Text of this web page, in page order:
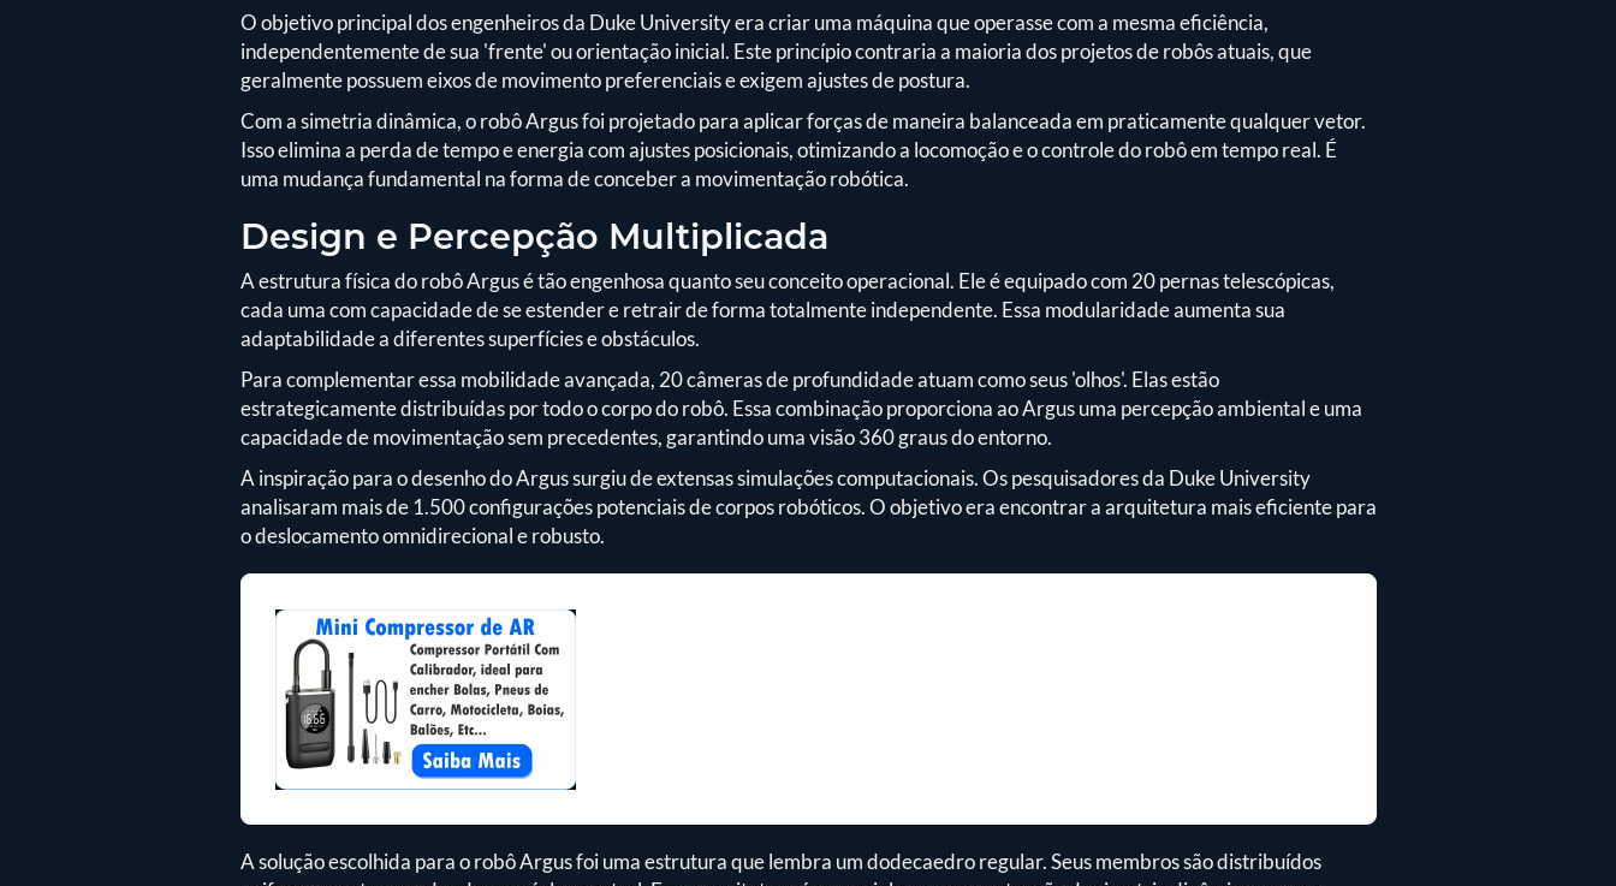
O objetivo principal dos engenheiros da Duke University era criar uma máquina que operasse com a mesma eficiência,
independentemente de sua 'frente' ou orientação inicial. Este princípio contraria a maioria dos projetos de robôs atuais, que
geralmente possuem eixos de movimento preferenciais e exigem ajustes de postura.
Com a simetria dinâmica, o robô Argus foi projetado para aplicar forças de maneira balanceada em praticamente qualquer vetor.
Isso elimina a perda de tempo e energia com ajustes posicionais, otimizando a locomoção e o controle do robô em tempo real. É
uma mudança fundamental na forma de conceber a movimentação robótica.
Design e Percepção Multiplicada
A estrutura física do robô Argus é tão engenhosa quanto seu conceito operacional. Ele é equipado com 20 pernas telescópicas,
cada uma com capacidade de se estender e retrair de forma totalmente independente. Essa modularidade aumenta sua
adaptabilidade a diferentes superfícies e obstáculos.
Para complementar essa mobilidade avançada, 20 câmeras de profundidade atuam como seus 'olhos'. Elas estão
estrategicamente distribuídas por todo o corpo do robô. Essa combinação proporciona ao Argus uma percepção ambiental e uma
capacidade de movimentação sem precedentes, garantindo uma visão 360 graus do entorno.
A inspiração para o desenho do Argus surgiu de extensas simulações computacionais. Os pesquisadores da Duke University
analisaram mais de 1.500 configurações potenciais de corpos robóticos. O objetivo era encontrar a arquitetura mais eficiente para
o deslocamento omnidirecional e robusto.
A solução escolhida para o robô Argus foi uma estrutura que lembra um dodecaedro regular. Seus membros são distribuídos